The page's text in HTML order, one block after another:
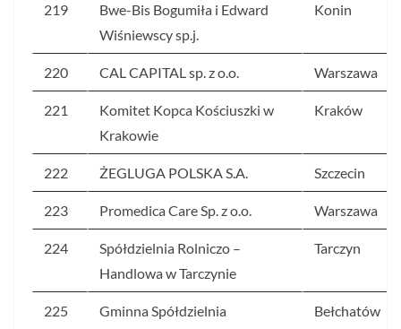
219
Bwe-Bis Bogumiła i Edward
Wiśniewscy sp.j.
Konin
220 CAL CAPITAL sp. z o.o. Warszawa
221
Komitet Kopca Kościuszki w
Krakowie
Kraków
222 ŻEGLUGA POLSKA S.A. Szczecin
223 Promedica Care Sp. z o.o. Warszawa
224
Spółdzielnia Rolniczo –
Handlowa w Tarczynie
Tarczyn
225
Gminna Spółdzielnia
Bełchatów